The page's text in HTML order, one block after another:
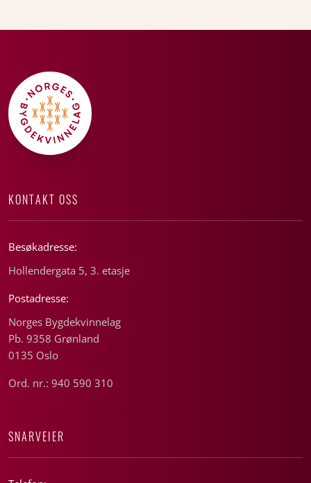
KONTAKT OSS
Besøkadresse:
Hollendergata 5, 3. etasje
Postadresse:
Norges Bygdekvinnelag
Pb. 9358 Grønland
0135 Oslo
Ord. nr.: 940 590 310
SNARVEIER